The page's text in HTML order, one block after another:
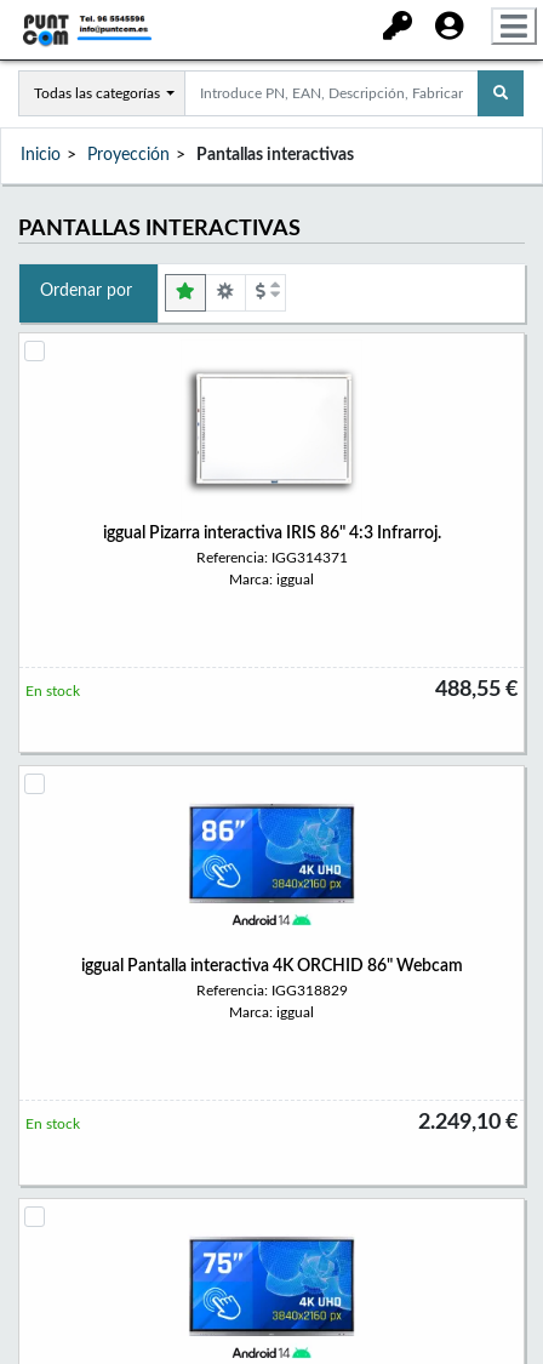
Todas las categorías
Inicio Proyección Pantallas interactivas
PANTALLAS INTERACTIVAS
Ordenar por
iggual Pizarra interactiva IRIS 86" 4:3 Infrarroj.
Referencia: IGG314371
Marca: iggual
488,55 €
En stock
iggual Pantalla interactiva 4K ORCHID 86" Webcam
Referencia: IGG318829
Marca: iggual
2.249,10 €
En stock